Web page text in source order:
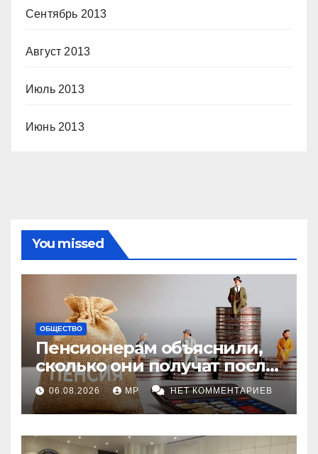
Сентябрь 2013
Август 2013
Июль 2013
Июнь 2013
You missed
ОБЩЕСТВО
Пенсионерам объяснили,
сколько они получат после
индексации
06.08.2026 MP НЕТ КОММЕНТАРИЕВ